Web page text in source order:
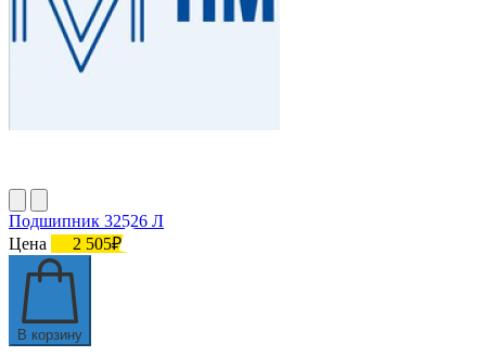
Подшипник 32526 Л
Цена
2 505₽
В корзину